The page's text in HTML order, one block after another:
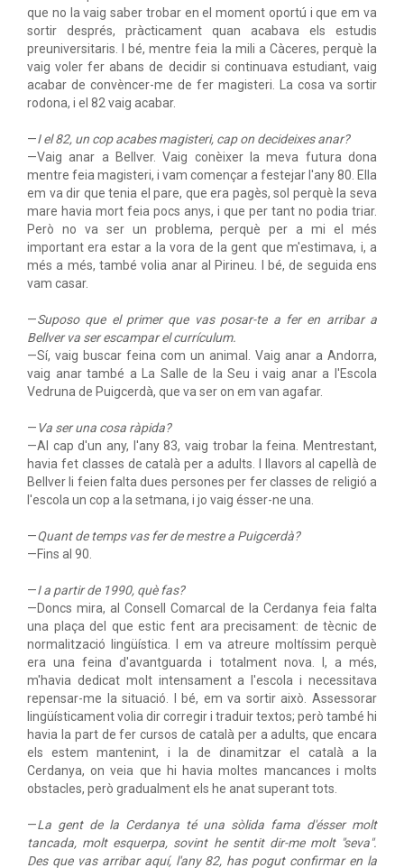
que no la vaig saber trobar en el moment oportú i que em va
sortir després, pràcticament quan acabava els estudis
preuniversitaris. I bé, mentre feia la mili a Càceres, perquè la
vaig voler fer abans de decidir si continuava estudiant, vaig
acabar de convèncer-me de fer magisteri. La cosa va sortir
rodona, i el 82 vaig acabar.
—I el 82, un cop acabes magisteri, cap on decideixes anar?
—Vaig anar a Bellver. Vaig conèixer la meva futura dona
mentre feia magisteri, i vam començar a festejar l'any 80. Ella
em va dir que tenia el pare, que era pagès, sol perquè la seva
mare havia mort feia pocs anys, i que per tant no podia triar.
Però no va ser un problema, perquè per a mi el més
important era estar a la vora de la gent que m'estimava, i, a
més a més, també volia anar al Pirineu. I bé, de seguida ens
vam casar.
—Suposo que el primer que vas posar-te a fer en arribar a
Bellver va ser escampar el currículum.
—Sí, vaig buscar feina com un animal. Vaig anar a Andorra,
vaig anar també a La Salle de la Seu i vaig anar a l'Escola
Vedruna de Puigcerdà, que va ser on em van agafar.
—Va ser una cosa ràpida?
—Al cap d'un any, l'any 83, vaig trobar la feina. Mentrestant,
havia fet classes de català per a adults. I llavors al capellà de
Bellver li feien falta dues persones per fer classes de religió a
l'escola un cop a la setmana, i jo vaig ésser-ne una.
—Quant de temps vas fer de mestre a Puigcerdà?
—Fins al 90.
—I a partir de 1990, què fas?
—Doncs mira, al Consell Comarcal de la Cerdanya feia falta
una plaça del que estic fent ara precisament: de tècnic de
normalització lingüística. I em va atreure moltíssim perquè
era una feina d'avantguarda i totalment nova. I, a més,
m'havia dedicat molt intensament a l'escola i necessitava
repensar-me la situació. I bé, em va sortir això. Assessorar
lingüísticament volia dir corregir i traduir textos; però també hi
havia la part de fer cursos de català per a adults, que encara
els estem mantenint, i la de dinamitzar el català a la
Cerdanya, on veia que hi havia moltes mancances i molts
obstacles, però gradualment els he anat superant tots.
—La gent de la Cerdanya té una sòlida fama d'ésser molt
tancada, molt esquerpa, sovint he sentit dir-me molt "seva".
Des que vas arribar aquí, l'any 82, has pogut confirmar en la